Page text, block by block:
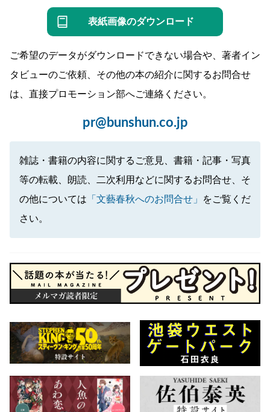
表紙画像のダウンロード
ご希望のデータがダウンロードできない場合や、著者イン
タビューのご依頼、その他の本の紹介に関するお問合せ
は、直接プロモーション部へご連絡ください。
pr@bunshun.co.jp
雑誌・書籍の内容に関するご意見、書籍・記事・写真
等の転載、朗読、二次利用などに関するお問合せ、そ
の他については 「文藝春秋へのお問合せ」
をご覧くだ
さい。